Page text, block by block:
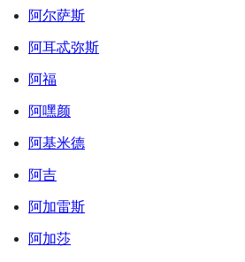
阿尔萨斯
阿耳忒弥斯
阿福
阿嘿颜
阿基米德
阿吉
阿加雷斯
阿加莎